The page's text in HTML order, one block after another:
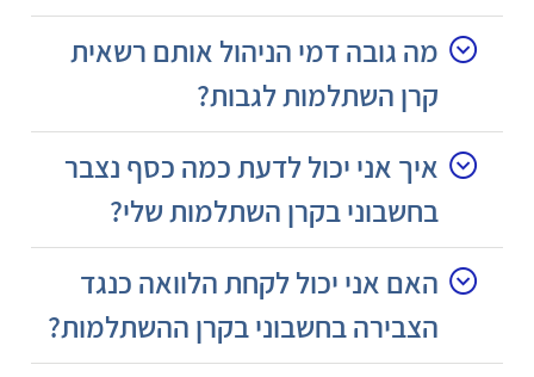
מה גובה דמי הניהול אותם רשאית
קרן השתלמות לגבות?
איך אני יכול לדעת כמה כסף נצבר
בחשבוני בקרן השתלמות שלי?
האם אני יכול לקחת הלוואה כנגד
הצבירה בחשבוני בקרן ההשתלמות?